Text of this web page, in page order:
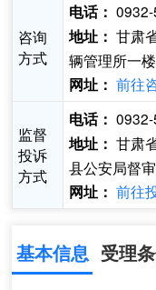
咨询
方式
电话：
地址： 甘肃
辆管理所一
网址： 前往
监督
投诉
方式
电话：
地址： 甘肃
县公安局督
网址： 前往
基本信息 受理